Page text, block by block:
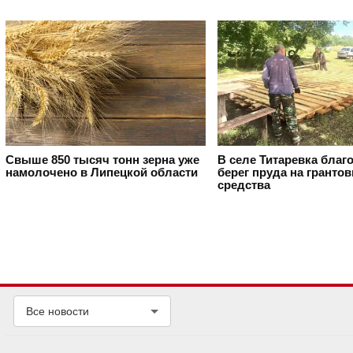
Свыше 850 тысяч тонн зерна уже
намолочено в Липецкой области
В селе Титаревка
берег пруда на
средства
Все новости